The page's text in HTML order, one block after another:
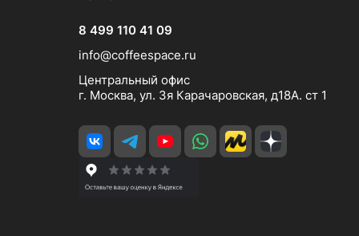
8 499 110 41 09
info@coffeespace.ru
Центральный офис
г. Москва, ул. 3я Карачаровская, д18А. ст 1